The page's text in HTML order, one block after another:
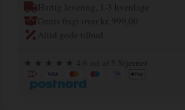
Hurtig levering, 1-3 hverdage
Gratis fragt over kr. 999,00
Altid gode tilbud
★ ★ ★ ★ ★ 4,6 ud af 5 Stjerner